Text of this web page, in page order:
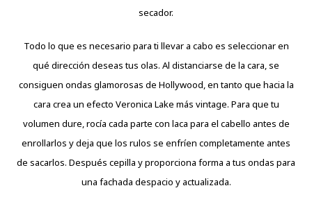
secador.
Todo lo que es necesario para ti llevar a cabo es seleccionar en
qué dirección deseas tus olas. Al distanciarse de la cara, se
consiguen ondas glamorosas de Hollywood, en tanto que hacia la
cara crea un efecto Veronica Lake más vintage. Para que tu
volumen dure, rocía cada parte con laca para el cabello antes de
enrollarlos y deja que los rulos se enfríen completamente antes
de sacarlos. Después cepilla y proporciona forma a tus ondas para
una fachada despacio y actualizada.